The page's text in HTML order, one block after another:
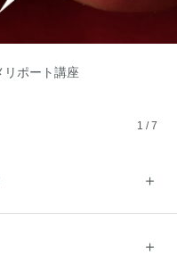
リポート講座
1 /7